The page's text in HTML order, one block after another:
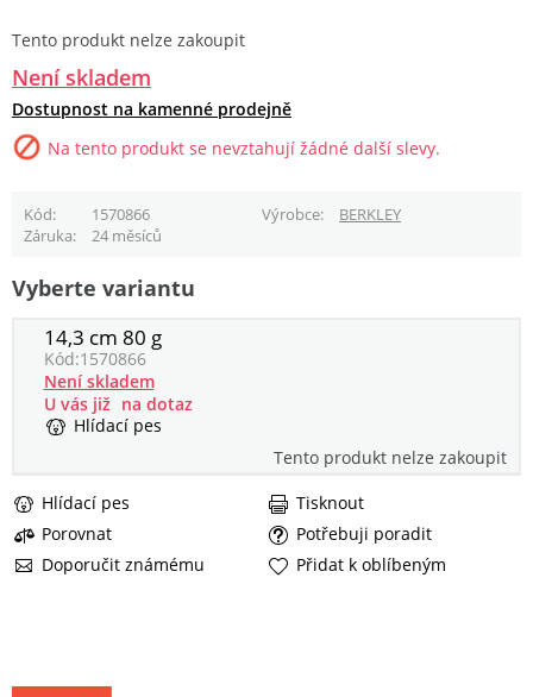
Tento produkt nelze zakoupit
Není skladem
Dostupnost na kamenné prodejně
Na tento produkt se nevztahují žádné další slevy.
Kód 1570866 Výrobce
BERKLEY
Záruka
24 měsíců
Vyberte variantu
14,3 cm 80 g
Kód:1570866
Není skladem
U vás již na dotaz
Hlídací pes
Tento produkt nelze zakoupit
Hlídací pes
Porovnat
Potřebuji poradit
Doporučit známému
Tisknout
Přidat k oblíbeným